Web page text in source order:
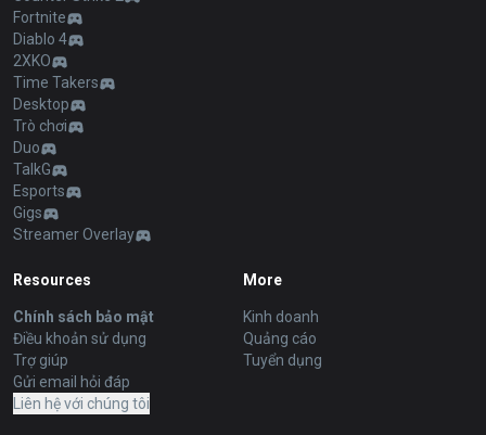
Fortnite
Diablo 4
2XKO
Time Takers
Desktop
Trò chơi
Duo
TalkG
Esports
Gigs
Streamer Overlay
Resources
Chính sách bảo mật
Điều khoản sử dụng
Trợ giúp
Gửi email hỏi đáp
Liên hệ với chúng tôi
More
Kinh doanh
Quảng cáo
Tuyển dụng